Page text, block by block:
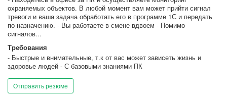
охраняемых объектов. В любой момент вам может прийти сигнал
тревоги и ваша задача обработать его в программе 1С и передать
по назначению. - Вы работаете в смене вдвоем - Помимо
сигналов...
Требования
- Быстрые и внимательные, т.к от вас может зависеть жизнь и
здоровье людей - С базовыми знаниями ПК
Отправить резюме